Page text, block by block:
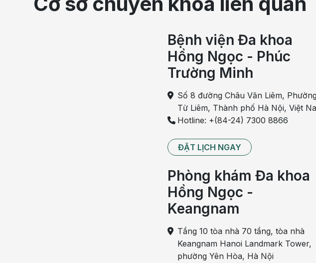
Nếu để lâu, việc điều trị sẽ khó khăn và kéo dài hơn. Khi bệnh đã tiến
vậy, việc thăm khám và điều trị sớm là rất quan trọng, quyết định đến
Tại Hồng Ngọc, khi khách hàng đến khám chuyên khoa Thận tiết niệu
người bệnh thực hiện một số xét nghiệm như xét nghiệm máu, xét
quang… để chẩn đoán chính xác bệnh đang mắc phải và mức độ
Điều trị viêm đường tiết niệu với chuyên gia 30 năm kinh nghiệm
[Tổng quan] Nhiễm khuẩn tiết niệu khi mang thai
[CHI TIẾT NHẤT TỪ A-Z] Về bệnh nhiễm trùng đường tiết niệu
Một số trường hợp, bác sĩ có thể chỉ định người bệnh thực hiện cấy
nhất nguyên nhân gây viêm đường tiết niệu. Từ đó, sẽ đưa ra phác đồ
Bệnh viện Đa khoa
Hồng Ngọc - Phúc
Trường Minh
Số 8 đường Châu Văn Liêm,
Từ Liêm, Thành phố Hà Nội, Việt
Hotline: +(84-24) 7300 8866
ĐẶT LỊCH NGAY
Phòng khám Đa khoa
Hồng Ngọc -
Keangnam
Tầng 10 tòa nhà 70 tầng, tòa nhà
Keangnam Hanoi Landmark Tower,
phường Yên Hòa, Hà Nội